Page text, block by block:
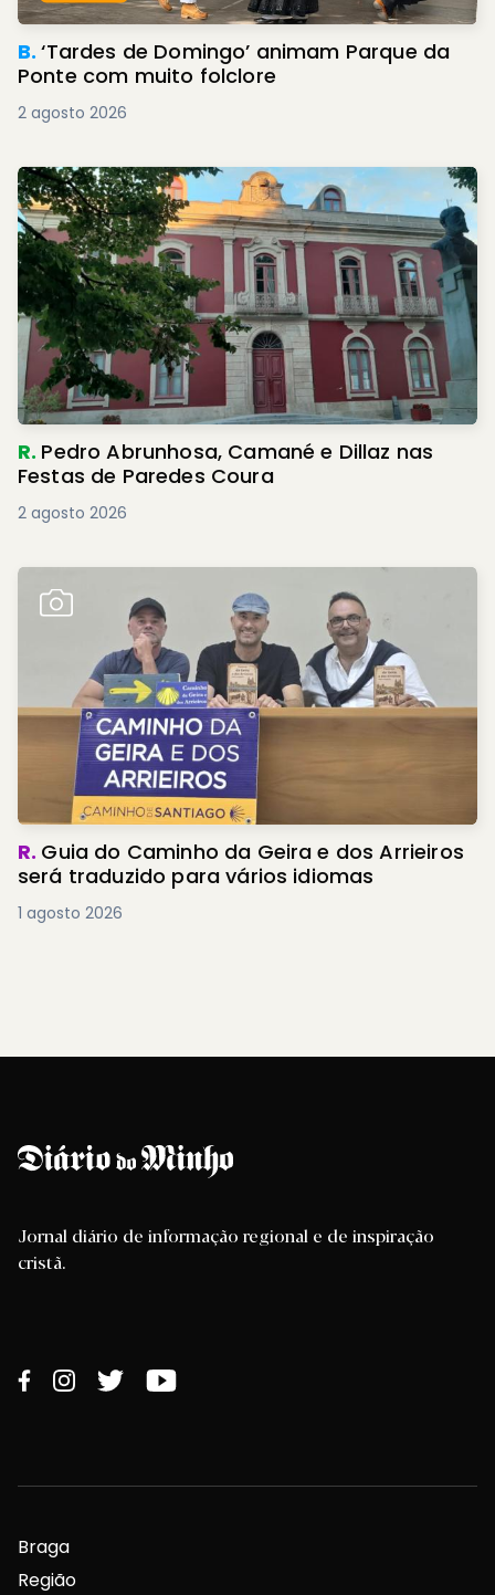
B.‘Tardes de Domingo’ animam Parque da
Ponte com muito folclore
2 agosto 2026
R. Pedro Abrunhosa, Camané e Dillaz nas
Festas de Paredes Coura
2 agosto 2026
R. Guia do Caminho da Geira e dos Arrieiros
será traduzido para vários idiomas
1 agosto 2026
Jornal diário de informação regional e de inspiração
cristã.
Braga
Região